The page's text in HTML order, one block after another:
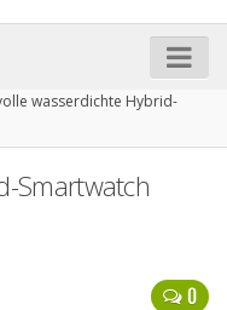
wasserdichte Hybrid-
Smartwatch
0